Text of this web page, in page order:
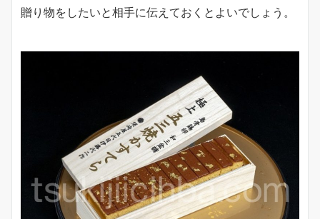
贈り物をしたいと相手に伝えておくとよいでしょう。